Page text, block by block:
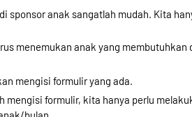
sponsor anak sangatlah mudah. Kita
menemukan anak yang
mengisi formulir yang ada.
mengisi formulir, kita hanya perlu